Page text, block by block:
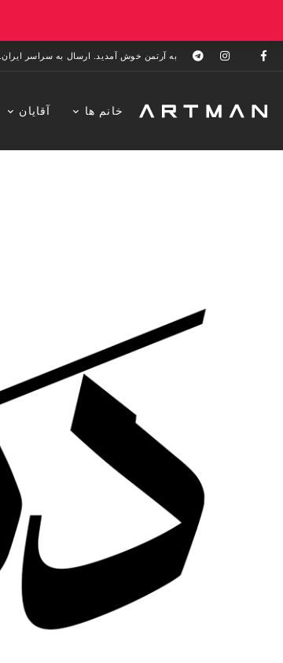
به آرتمن خوش آمدید. ارسال به سراسر ایران. 7 روز فرصت تست در منزل. 1 سال خدمات پس از فروش.
خانم ها آقایان